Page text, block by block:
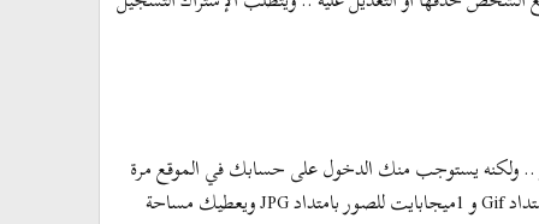
يستوجب منك الدخول على حسابك في الموقع مرة
واحدة على الأقل في الشهر لكي لا يتم حذف حسابك تلقائيا من الموقع، يعطيك 250 كيلوبايت كحد أقصى للصور بامتداد Gif و 1ميجابايت للصور بامتداد JPG ويعطيك مساحة